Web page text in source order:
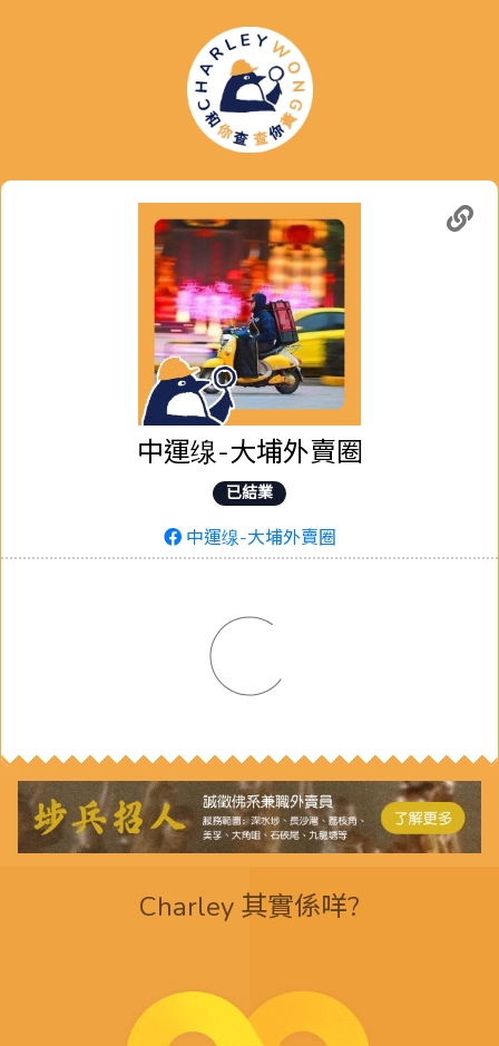
中運缐-大埔外賣圈
已結業
中運缐-大埔外賣圈
Charley 其實係咩?